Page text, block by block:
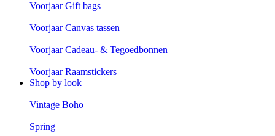
Voorjaar Gift bags
Voorjaar Canvas tassen
Voorjaar Cadeau- & Tegoedbonnen
Voorjaar Raamstickers
Shop by look
Vintage Boho
Spring